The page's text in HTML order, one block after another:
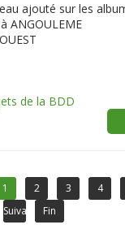
ajouté sur les
ANGOULEME
de la BDD
1 2 3 4
Suivant
Fin